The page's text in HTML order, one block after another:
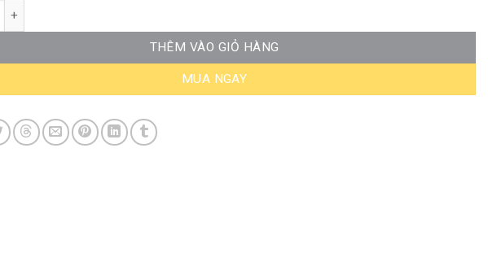
Nhựa Đúc Xếp Chồng ST-WC440 số lượng
THÊM VÀO GIỎ HÀNG
MUA NGAY